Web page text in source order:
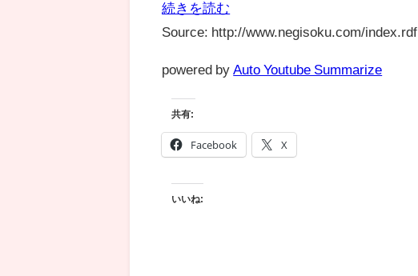
続きを読む
Source: http://www.negisoku.com/index.rdf
powered by Auto Youtube Summarize
共有:
Facebook X
いいね: